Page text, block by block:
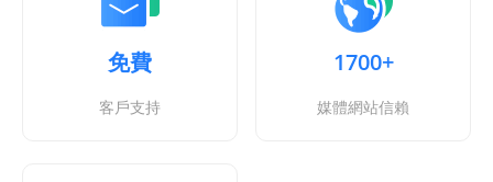
免費
客戶支持
1700+
媒體網站信賴